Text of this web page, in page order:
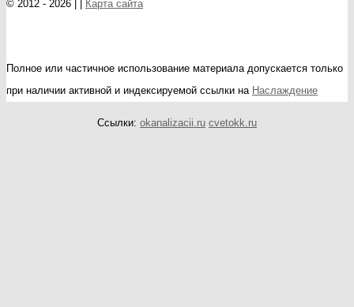
© 2012 - 2026 | | Карта сайта
Полное или частичное использование материала допускается только
при наличии активной и индексируемой ссылки на Наслаждение
Ссылки: okanalizacii.ru cvetokk.ru